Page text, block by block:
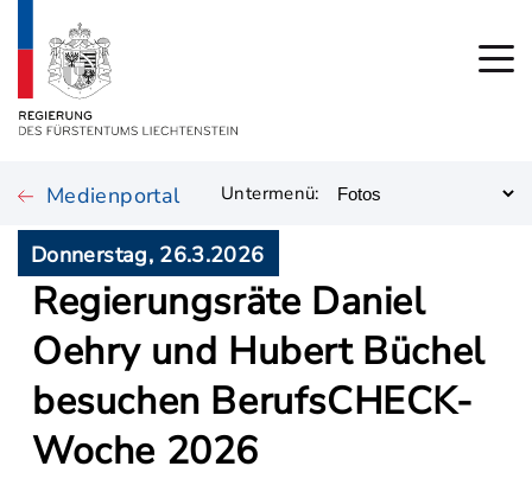
Medienportal Untermenü:
Donnerstag, 26.3.2026
Regierungsräte Daniel
Oehry und Hubert Büchel
besuchen BerufsCHECK-
Woche 2026